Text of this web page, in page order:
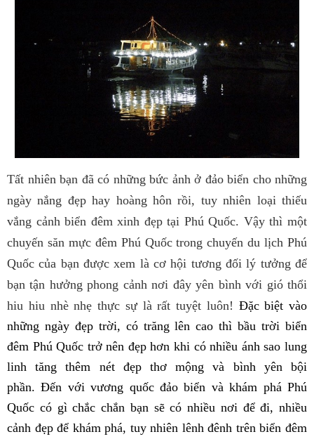
Tất nhiên bạn đã có những bức ảnh ở đảo biển cho những
ngày nắng đẹp hay hoàng hôn rồi, tuy nhiên loại thiếu
vắng cảnh biển đêm xinh đẹp tại Phú Quốc. Vậy thì một
chuyến săn mực đêm Phú Quốc trong chuyến du lịch Phú
Quốc của bạn được xem là cơ hội tương đối lý tưởng để
bạn tận hưởng phong cảnh nơi đây yên bình với gió thổi
hiu hiu nhè nhẹ thực sự là rất tuyệt luôn! Đặc biệt vào
những ngày đẹp trời, có trăng lên cao thì bầu trời biển
đêm Phú Quốc trở nên đẹp hơn khi có nhiều ánh sao lung
linh tăng thêm nét đẹp thơ mộng và bình yên bội
phần.Đến với vương quốc đảo biển và khám phá Phú
Quốc có gì chắc chắn bạn sẽ có nhiều nơi để đi, nhiều
cảnh đẹp để khám phá, tuy nhiên lênh đênh trên biển đêm